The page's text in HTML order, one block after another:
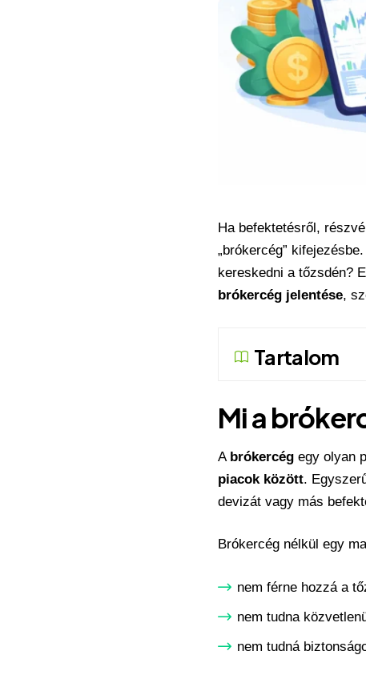
Ha befektetésről,
„brókercég”
kereskedni a tőzsdén?
brókercég jelentése,
Tartalom
Mi a
A brókercég egy olyan
piacok között.
devizát vagy más
Brókercég nélkül egy
nem férne hozzá a
nem tudna
nem tudná